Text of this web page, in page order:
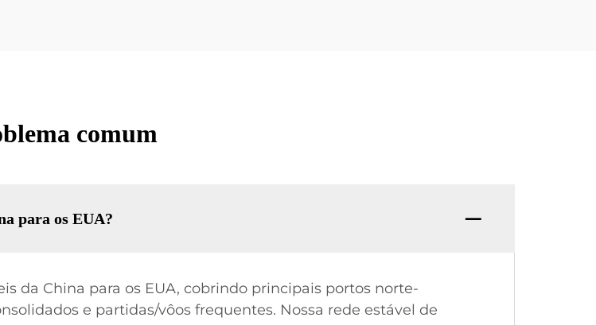
comum
para os EUA?
da China para os EUA, cobrindo principais portos norte-
e partidas/vôos frequentes. Nossa rede estável de